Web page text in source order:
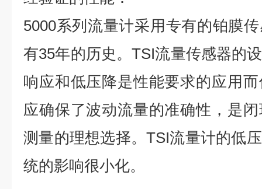
5000系列流量计采用专有的铂膜
有35年的历史。TSI流量传感器的
响应和低压降是性能要求的应用
应确保了波动流量的准确性，是
测量的理想选择。TSI流量计的低
统的影响很小化。